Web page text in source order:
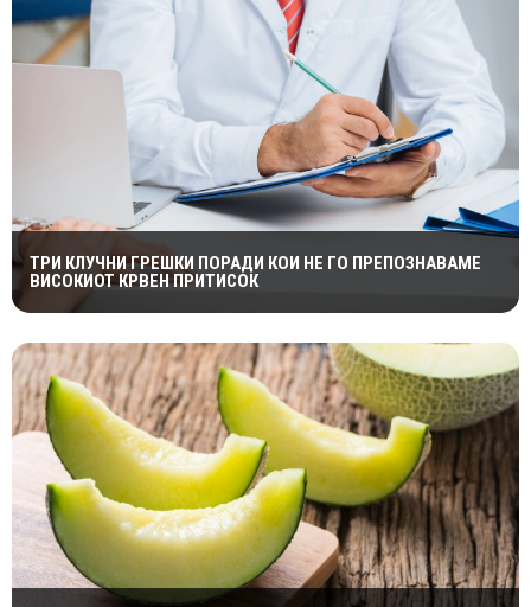
ТРИ КЛУЧНИ ГРЕШКИ ПОРАДИ КОИ НЕ ГО ПРЕПОЗНАВАМЕ
ВИСОКИОТ КРВЕН ПРИТИСОК